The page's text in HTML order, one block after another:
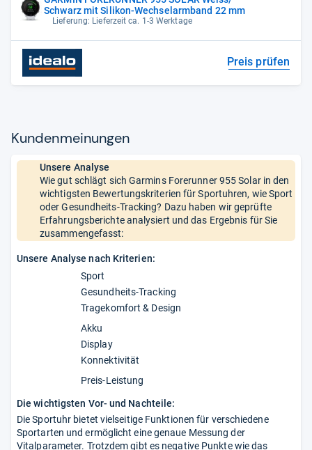
Schwarz mit Silikon-Wechselarmband 22 mm
Lieferung: Lieferzeit ca. 1-3 Werktage
Preis prüfen
Kun­den­mei­nun­gen
Unsere Analyse
Wie gut schlägt sich Garmins Forerunner 955 Solar in den
wichtigsten Bewertungskriterien für Sportuhren, wie Sport
oder Gesundheits-Tracking? Dazu haben wir geprüfte
Erfahrungsberichte analysiert und das Ergebnis für Sie
zusammengefasst:
Unsere Analyse nach Kriterien:
Sport
Gesundheits-Tracking
Tragekomfort & Design
Akku
Display
Konnektivität
Preis-Leistung
Die wichtigsten Vor- und Nachteile:
Die Sportuhr bietet vielseitige Funktionen für verschiedene
Sportarten und ermöglicht eine genaue Messung der
Vitalparameter. Trotzdem gibt es negative Punkte wie das